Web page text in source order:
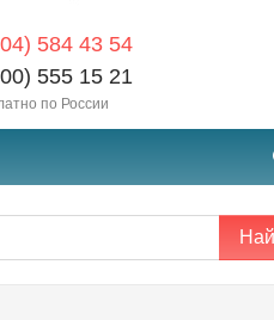
584 43 54
555 15 21
по России